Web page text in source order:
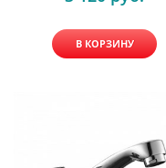
В КОРЗИНУ